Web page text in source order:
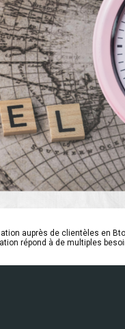
auprès de clientèles en
répond à de multiples